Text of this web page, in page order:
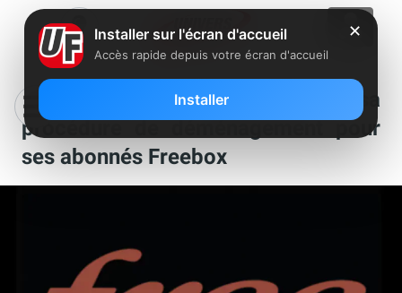
Free prévoit d’améliorer sa
procédure de déménagement pour
ses abonnés Freebox
✕
Installer sur l'écran d'accueil
Accès rapide depuis votre écran d'accueil
Installer